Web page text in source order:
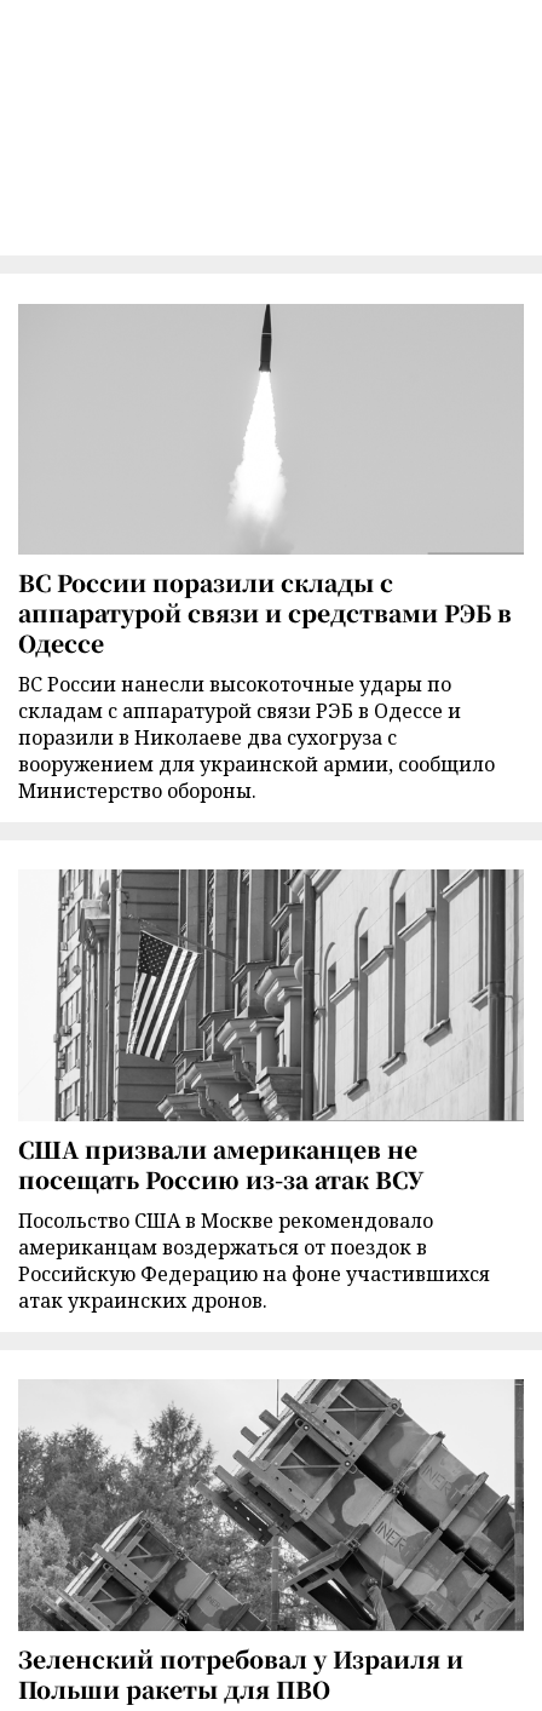
ВС России поразили склады с
аппаратурой связи и средствами РЭБ в
Одессе
ВС России нанесли высокоточные удары по
складам с аппаратурой связи РЭБ в Одессе и
поразили в Николаеве два сухогруза с
вооружением для украинской армии, сообщило
Министерство обороны.
США призвали американцев не
посещать Россию из-за атак ВСУ
Посольство США в Москве рекомендовало
американцам воздержаться от поездок в
Российскую Федерацию на фоне участившихся
атак украинских дронов.
Зеленский потребовал у Израиля и
Польши ракеты для ПВО